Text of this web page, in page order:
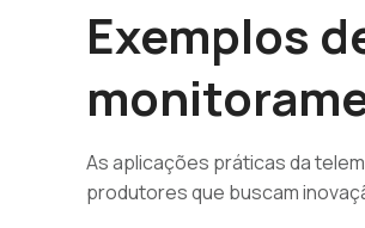
Exemplos
As aplicações práticas da
produtores que buscam